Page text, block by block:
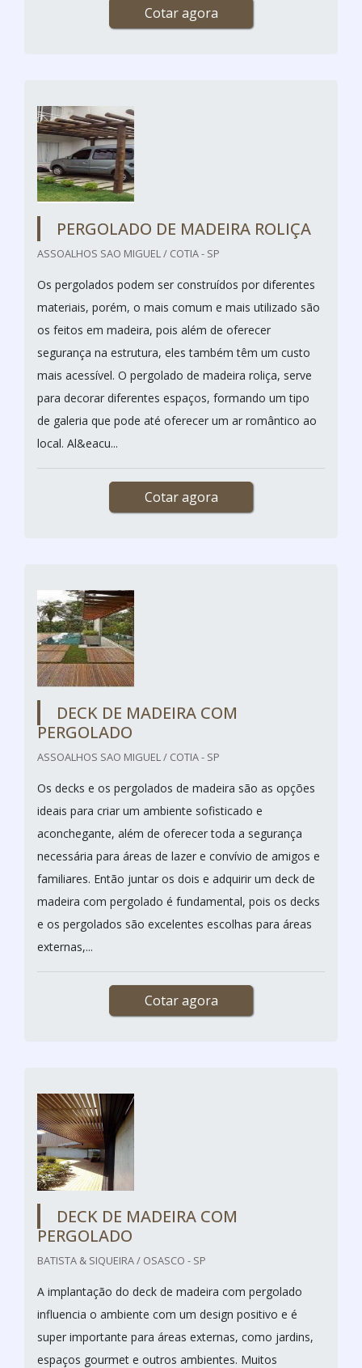
Cotar agora
PERGOLADO DE MADEIRA ROLIÇA
ASSOALHOS SAO MIGUEL / COTIA - SP
Os pergolados podem ser construídos por diferentes
materiais, porém, o mais comum e mais utilizado são
os feitos em madeira, pois além de oferecer
segurança na estrutura, eles também têm um custo
mais acessível. O pergolado de madeira roliça, serve
para decorar diferentes espaços, formando um tipo
de galeria que pode até oferecer um ar romântico ao
local. Al&eacu...
Cotar agora
DECK DE MADEIRA COM
PERGOLADO
ASSOALHOS SAO MIGUEL / COTIA - SP
Os decks e os pergolados de madeira são as opções
ideais para criar um ambiente sofisticado e
aconchegante, além de oferecer toda a segurança
necessária para áreas de lazer e convívio de amigos e
familiares. Então juntar os dois e adquirir um deck de
madeira com pergolado é fundamental, pois os decks
e os pergolados são excelentes escolhas para áreas
externas,...
Cotar agora
DECK DE MADEIRA COM
PERGOLADO
BATISTA & SIQUEIRA / OSASCO - SP
A implantação do deck de madeira com pergolado
influencia o ambiente com um design positivo e é
super importante para áreas externas, como jardins,
espaços gourmet e outros ambientes. Muitos